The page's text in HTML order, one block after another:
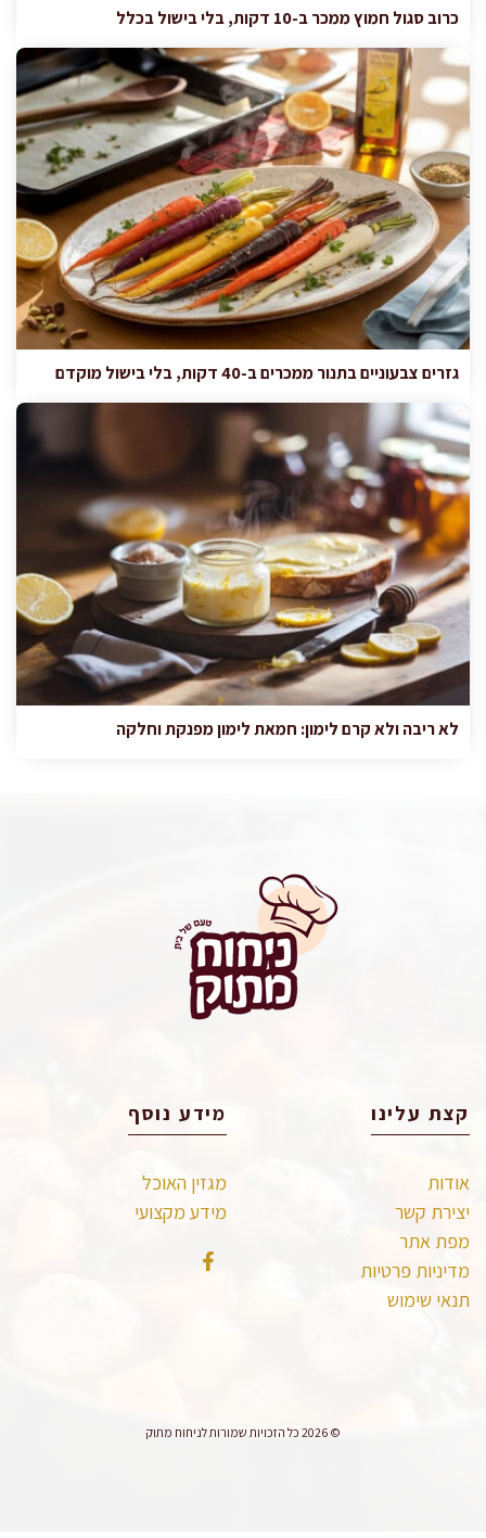
כרוב סגול חמוץ ממכר ב-10 דקות, בלי בישול בכלל
גזרים צבעוניים בתנור ממכרים ב-40 דקות, בלי בישול מוקדם
לא ריבה ולא קרם לימון: חמאת לימון מפנקת וחלקה
קצת עלינו
אודות
יצירת קשר
מפת אתר
מדיניות פרטיות
תנאי שימוש
מידע נוסף
מגזין האוכל
מידע מקצועי
© 2026 כל הזכויות שמורות לניחוח מתוק